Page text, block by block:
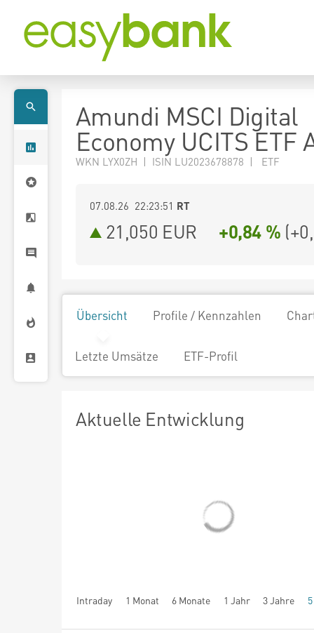
Amundi MSCI Digital
Economy UCITS ETF
WKN LYX0ZH | ISIN LU2023678878 | ETF
07.08.26 22:23:51 RT
21,050 EUR +0,84 % (
Übersicht Profile / Kennzahlen
Letzte Umsätze ETF-Profil
Aktuelle Entwicklung
Intraday 1 Monat 6 Monate 1 Jahr 3 Jahre
seit Beginn